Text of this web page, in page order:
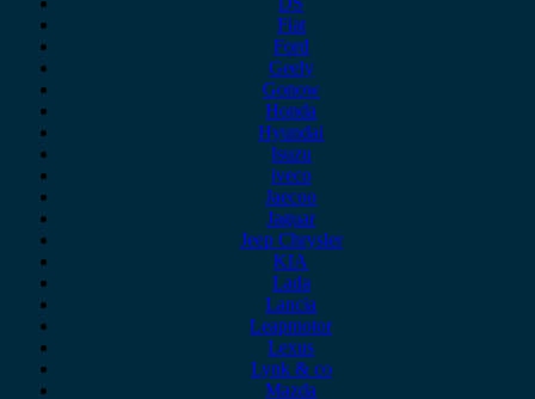
Fiat
Ford
Geely
Gonow
Honda
Hyundai
Isuzu
iveco
Jaecoo
Jaguar
Jeep Chrysler
KIA
Lada
Lancia
Leapmotor
Lexus
Lynk & co
Mazda